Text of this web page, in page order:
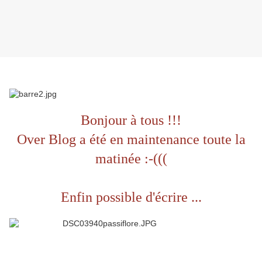
Bonjour à tous !!!
Over Blog a été en maintenance toute la
matinée :-(((
Enfin possible d'écrire ...